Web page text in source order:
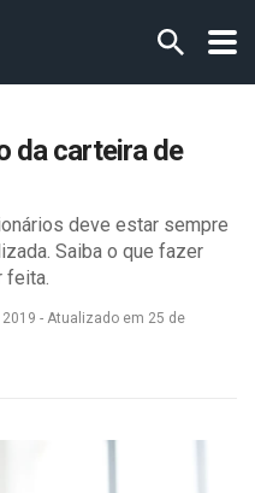
da carteira de
deve estar sempre
Saiba o que fazer
feita.
- Atualizado em 25 de